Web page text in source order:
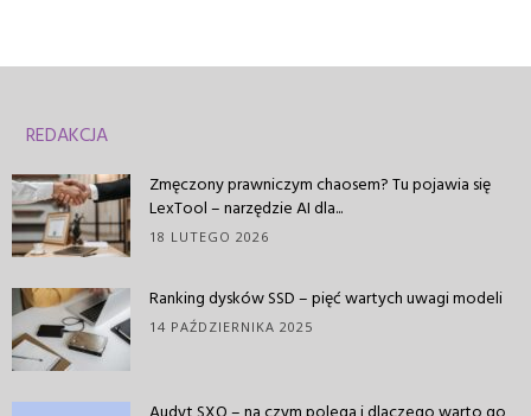
REDAKCJA
Zmęczony prawniczym chaosem? Tu pojawia się
LexTool – narzędzie AI dla...
18 LUTEGO 2026
Ranking dysków SSD – pięć wartych uwagi modeli
14 PAŹDZIERNIKA 2025